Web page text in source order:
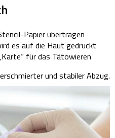
Papier übertragen
es auf die Haut gedruckt
für das Tätowieren
und stabiler Abzug.